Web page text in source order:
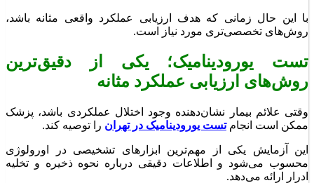
با این حال زمانی که هدف ارزیابی عملکرد واقعی مثانه باشد،
روش‌های تخصصی‌تری مورد نیاز است.
تست یورودینامیک؛ یکی از دقیق‌ترین
روش‌های ارزیابی عملکرد مثانه
وقتی علائم بیمار نشان‌دهنده وجود اختلال عملکردی باشد، پزشک
ممکن است انجامتست یورودینامیک در تهران را توصیه کند.
این آزمایش یکی از مهم‌ترین ابزارهای تشخیصی در اورولوژی
محسوب می‌شود و اطلاعات دقیقی درباره نحوه ذخیره و تخلیه
ادرار ارائه می‌دهد.